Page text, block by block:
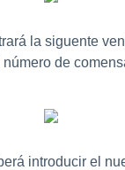
la siguente
de
introducir el